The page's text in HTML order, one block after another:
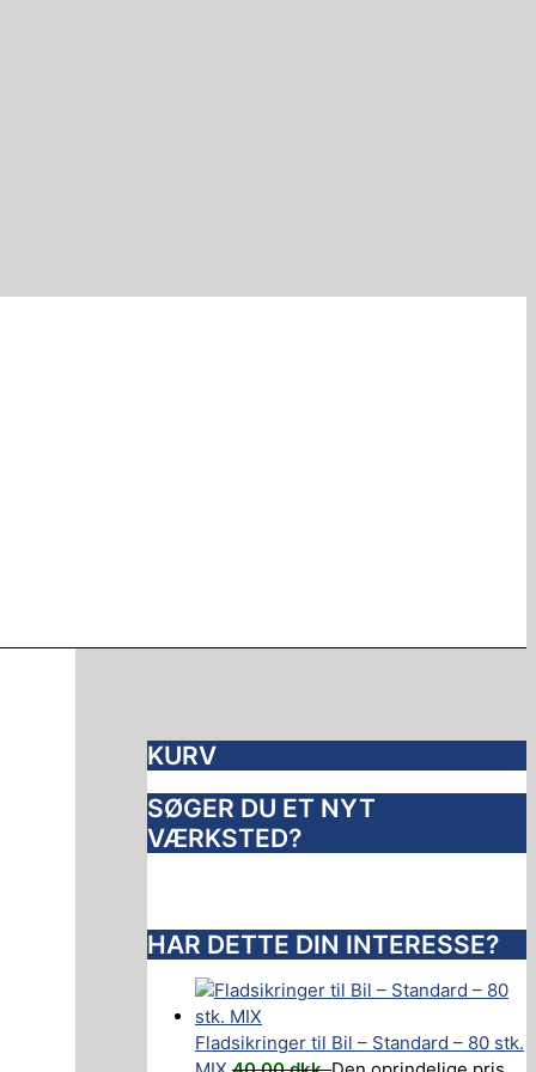
KURV
SØGER DU ET NYT
VÆRKSTED?
HAR DETTE DIN INTERESSE?
Fladsikringer til Bil – Standard – 80 stk.